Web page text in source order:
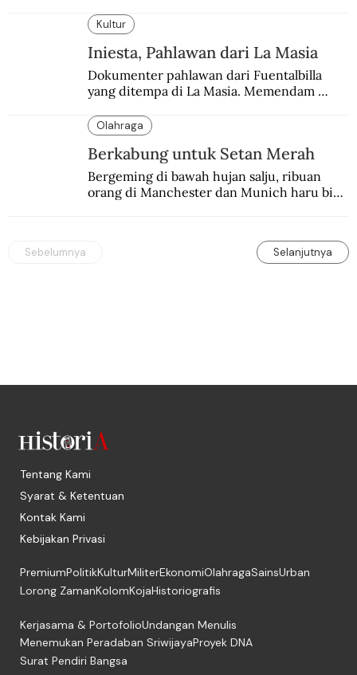
Kultur
Iniesta, Pahlawan dari La Masia
Dokumenter pahlawan dari Fuentalbilla
yang ditempa di La Masia. Memendam
dan dingin.
Olahraga
Berkabung untuk Setan Merah
Bergeming di bawah hujan salju, ribuan
orang di Manchester dan Munich haru biru
Sebelumnya Selanjutnya
Tentang Kami
Syarat & Ketentuan
Kontak Kami
Kebijakan Privasi
PremiumPolitikKulturMiliterEkonomiOlahragaSainsUrban
Lorong ZamanKolomKojaHistoriografis
Kerjasama & PortofolioUndangan Menulis
Menemukan Peradaban SriwijayaProyek DNA
Surat Pendiri Bangsa